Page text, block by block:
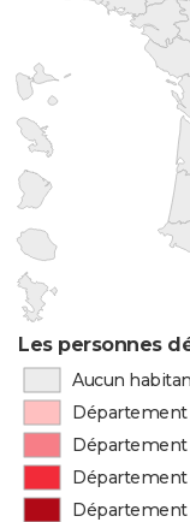
Les personnes
Aucun
Département
Département
Département
Département